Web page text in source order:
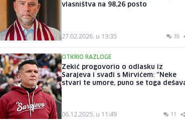
vlasništva na 98,26 posto
27.02.2026. u 13:35 35
OTKRIO RAZLOGE
Zekić progovorio o odlasku iz
Sarajeva i svađi s Mirvićem: "Neke
stvari te umore, puno se toga
06.12.2025. u 11:49 11